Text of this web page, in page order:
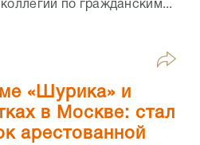
по гражданским...
«Шурика» и
в Москве: стал
арестованной